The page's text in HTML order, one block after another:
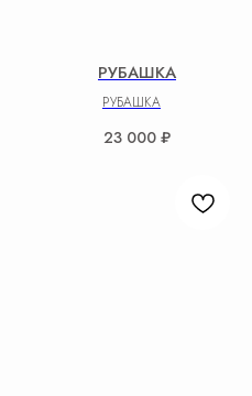
РУБАШКА
РУБАШКА
23 000 ₽